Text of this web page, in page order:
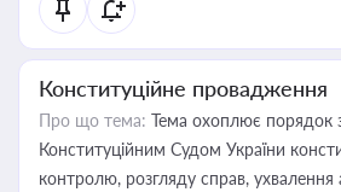
Конституційне провадження
Про що тема: Тема охоплює порядок
Конституційним Судом України
контролю, розгляду справ, ухвалення